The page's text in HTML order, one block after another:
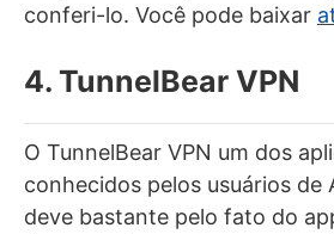
conferi-lo. Você pode baixar
4. TunnelBear VPN
O TunnelBear VPN um dos
conhecidos pelos usuários de
deve bastante pelo fato do